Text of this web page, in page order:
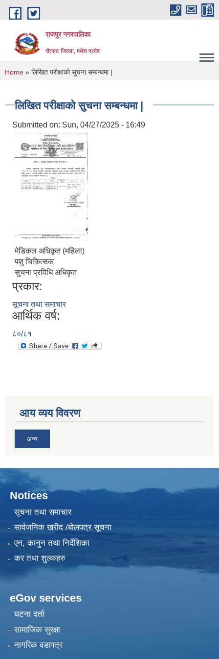
Skip to main content
राजपुर नगरपालिका
रौतहट जिल्ला, मधेश प्रदेश
You are here
Home » लिखित परीक्षाको सुचना सम्बन्धमा |
लिखित परीक्षाको सुचना सम्बन्धमा |
Submitted on: Sun, 04/27/2025 - 16:49
मेडिकल अधिकृत (महिला)
पशु चिकित्सक
सुचना प्रविधि अधिकृत
प्रकार:
सूचना तथा समाचार
आर्थिक वर्ष:
८०/८१
आय व्यय विवरण
अन्य
Notices
सूचना तथा समाचार
सार्वजनिक खरीद /बोलपत्र सूचना
एन, कानुन तथा निर्देशिका
कर तथा शुल्कहरु
eGov services
घटना दर्ता
सामाजिक सुरक्षा
नागरिक वडापत्र